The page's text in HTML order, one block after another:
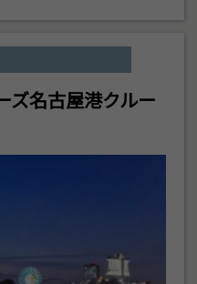
ズ名古屋港クルー